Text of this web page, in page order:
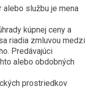
službu je mena
kúpnej ceny a
riadia zmluvou medzi
Predávajúci
alebo obdobných
prostriedkov